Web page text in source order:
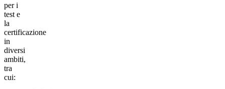
per i
test e
la
certificazione
in
diversi
ambiti,
tra
cui: